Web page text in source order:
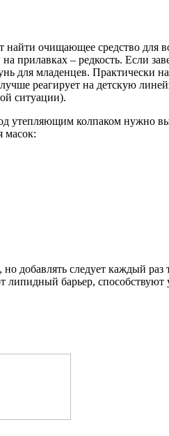
очищающее средство для
– редкость. Если
для младенцев. Практически
реагирует на детскую
ситуации).
утепляющим колпаком нужно
масок:
следует каждый раз
барьер,